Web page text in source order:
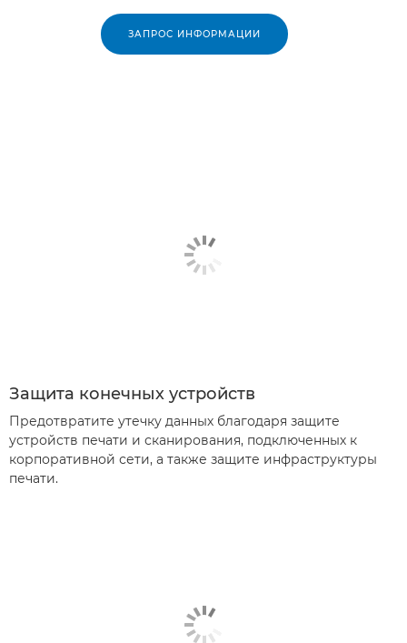
ЗАПРОС ИНФОРМАЦИИ
Защита конечных устройств
Предотвратите утечку данных благодаря защите
устройств печати и сканирования, подключенных к
корпоративной сети, а также защите инфраструктуры
печати.